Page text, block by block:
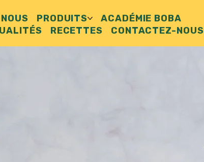
PRODUITS
ACADÉMIE BOBA
RECETTES CONTACTEZ-NOUS